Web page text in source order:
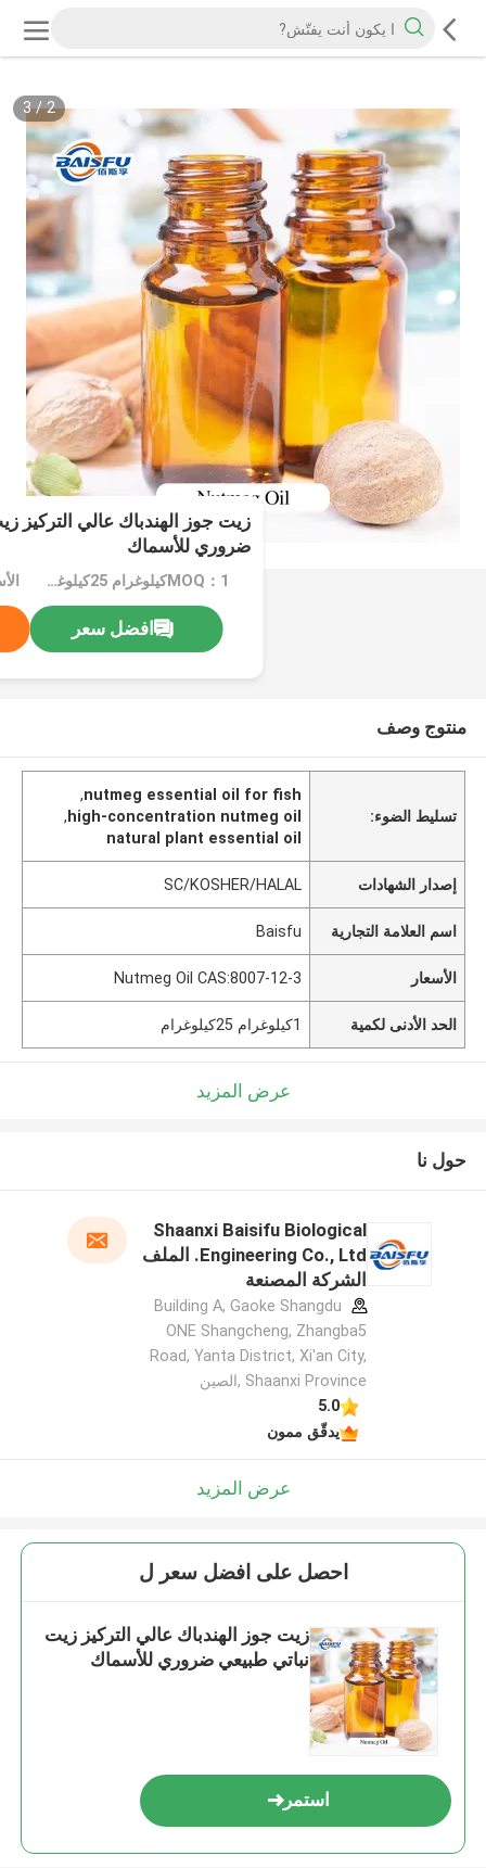
2
/
3
زيت جوز الهندباك عالي التركيز
ضروري للأسماك
MOQ：1كيلوغرام 25كيلوغرام
افضل سعر
منتوج وصف
تسليط الضوء:
nutmeg essential oil for fish
,
high-concentration nutmeg oil
,
natural plant essential oil
إصدار الشهادات SC/KOSHER/HALAL
اسم العلامة التجارية Baisfu
الأسعار Nutmeg Oil CAS:8007-12-3
الحد الأدنى لكمية 1كيلوغرام 25كيلوغرام
عرض المزيد
حول نا
Shaanxi Baisifu Biological
Engineering Co., Ltd. الملف
الشركة المصنعة
Building A, Gaoke Shangdu
ONE Shangcheng, Zhangba5
Road, Yanta District, Xi'an City,
Shaanxi Province ,الصين
5.0
يدقّق ممون
عرض المزيد
احصل على افضل سعر ل
زيت جوز الهندباك عالي التركيز زيت
نباتي طبيعي ضروري للأسماك
استمر